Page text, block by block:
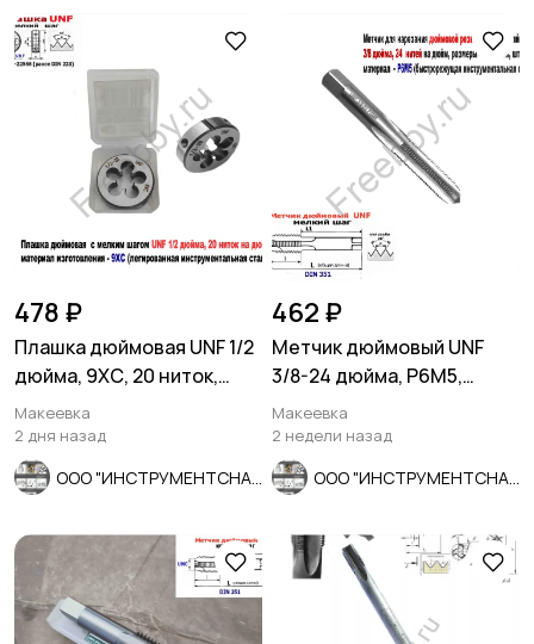
Мотозапчасти Мотоаксессуары
478 ₽
Плашка дюймовая UNF 1/2
дюйма, 9ХС, 20 ниток,
мелкий шаг, 38/10 мм.
Макеевка
2 дня назад
462 ₽
Метчик дюймовый UNF
3/8-24 дюйма, Р6М5,
штучный, 24 нитки, 80/34
мм.
Макеевка
2 недели назад